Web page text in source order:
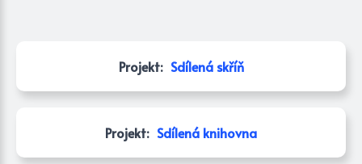
Projekt: Sdílená skříň
Projekt: Sdílená knihovna